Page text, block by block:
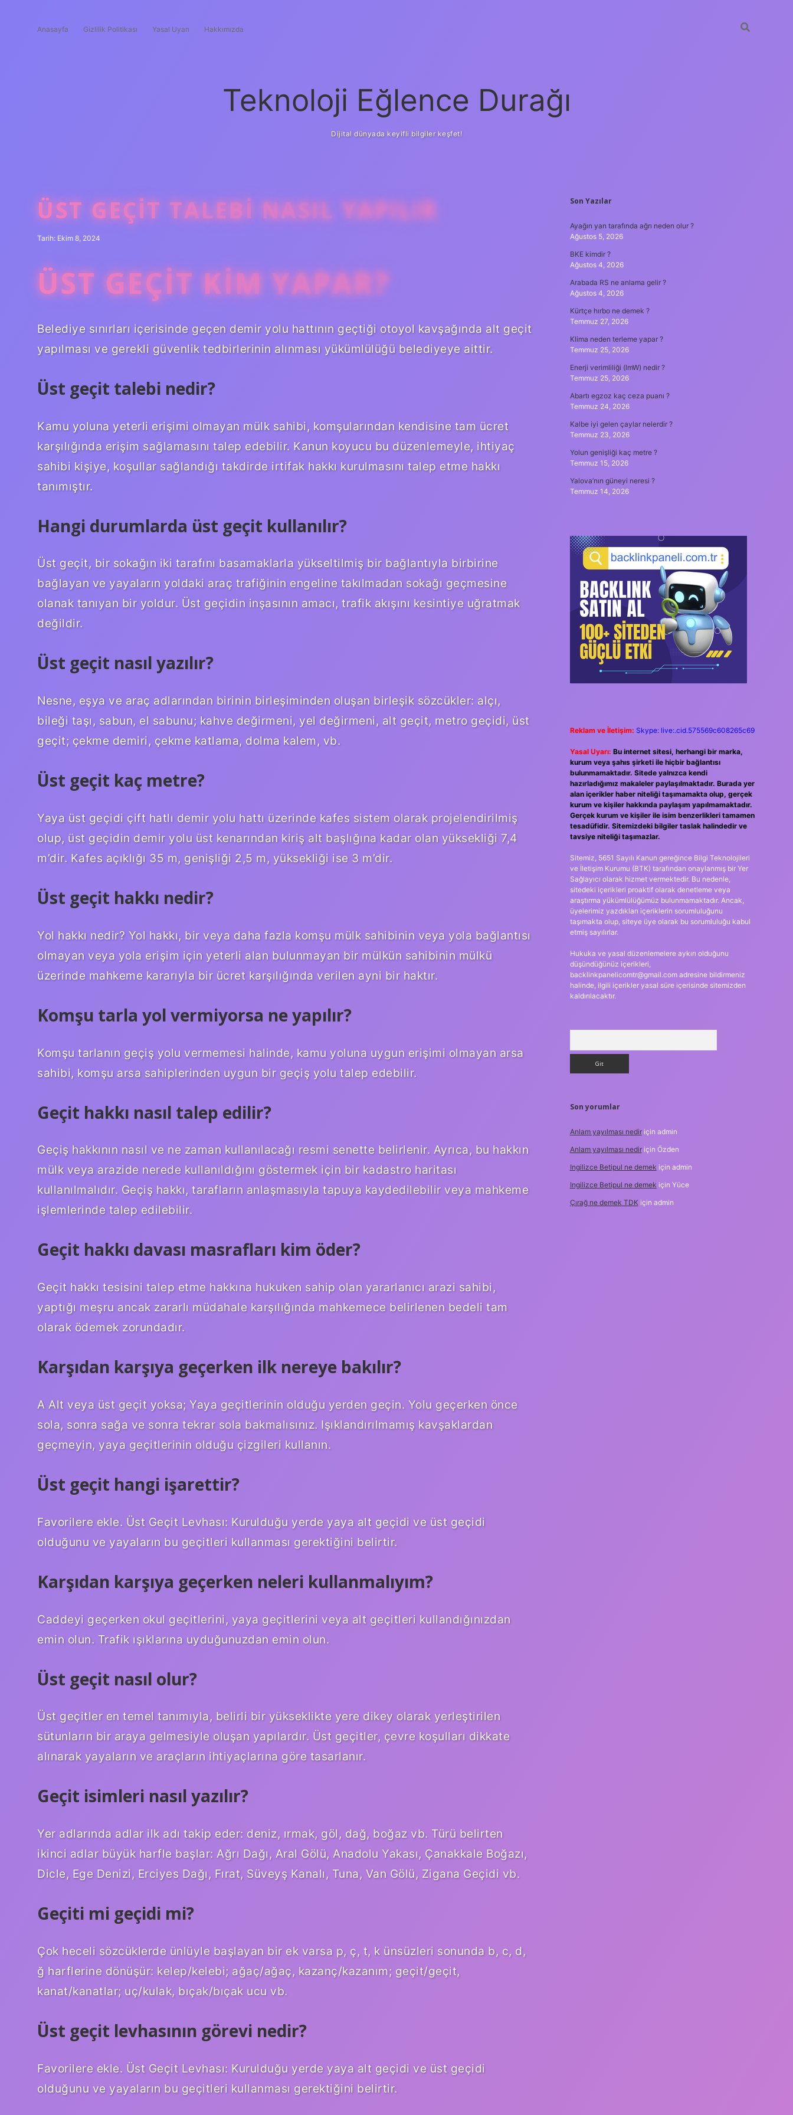
Anasayfa Gizlilik Politikası Yasal Uyarı Hakkımızda
Teknoloji Eğlence Durağı
Dijital dünyada keyifli bilgiler keşfet!
ÜST GEÇIT TALEBI NASIL YAPILIR
Tarih: Ekim 8, 2024
ÜST GEÇIT KIM YAPAR?
Belediye sınırları içerisinde geçen demir yolu hattının geçtiği otoyol kavşağında alt geçit
yapılması ve gerekli güvenlik tedbirlerinin alınması yükümlülüğü belediyeye aittir.
Üst geçit talebi nedir?
Kamu yoluna yeterli erişimi olmayan mülk sahibi, komşularından kendisine tam ücret
karşılığında erişim sağlamasını talep edebilir. Kanun koyucu bu düzenlemeyle, ihtiyaç
sahibi kişiye, koşullar sağlandığı takdirde irtifak hakkı kurulmasını talep etme hakkı
tanımıştır.
Hangi durumlarda üst geçit kullanılır?
Üst geçit, bir sokağın iki tarafını basamaklarla yükseltilmiş bir bağlantıyla birbirine
bağlayan ve yayaların yoldaki araç trafiğinin engeline takılmadan sokağı geçmesine
olanak tanıyan bir yoldur. Üst geçidin inşasının amacı, trafik akışını kesintiye uğratmak
değildir.
Üst geçit nasıl yazılır?
Nesne, eşya ve araç adlarından birinin birleşiminden oluşan birleşik sözcükler: alçı,
bileği taşı, sabun, el sabunu; kahve değirmeni, yel değirmeni, alt geçit, metro geçidi, üst
geçit; çekme demiri, çekme katlama, dolma kalem, vb.
Üst geçit kaç metre?
Yaya üst geçidi çift hatlı demir yolu hattı üzerinde kafes sistem olarak projelendirilmiş
olup, üst geçidin demir yolu üst kenarından kiriş alt başlığına kadar olan yüksekliği 7,4
m’dir. Kafes açıklığı 35 m, genişliği 2,5 m, yüksekliği ise 3 m’dir.
Üst geçit hakkı nedir?
Yol hakkı nedir? Yol hakkı, bir veya daha fazla komşu mülk sahibinin veya yola bağlantısı
olmayan veya yola erişim için yeterli alan bulunmayan bir mülkün sahibinin mülkü
üzerinde mahkeme kararıyla bir ücret karşılığında verilen ayni bir haktır.
Komşu tarla yol vermiyorsa ne yapılır?
Komşu tarlanın geçiş yolu vermemesi halinde, kamu yoluna uygun erişimi olmayan arsa
sahibi, komşu arsa sahiplerinden uygun bir geçiş yolu talep edebilir.
Geçit hakkı nasıl talep edilir?
Geçiş hakkının nasıl ve ne zaman kullanılacağı resmi senette belirlenir. Ayrıca, bu hakkın
mülk veya arazide nerede kullanıldığını göstermek için bir kadastro haritası
kullanılmalıdır. Geçiş hakkı, tarafların anlaşmasıyla tapuya kaydedilebilir veya mahkeme
işlemlerinde talep edilebilir.
Geçit hakkı davası masrafları kim öder?
Geçit hakkı tesisini talep etme hakkına hukuken sahip olan yararlanıcı arazi sahibi,
yaptığı meşru ancak zararlı müdahale karşılığında mahkemece belirlenen bedeli tam
olarak ödemek zorundadır.
Karşıdan karşıya geçerken ilk nereye bakılır?
A Alt veya üst geçit yoksa; Yaya geçitlerinin olduğu yerden geçin. Yolu geçerken önce
sola, sonra sağa ve sonra tekrar sola bakmalısınız. Işıklandırılmamış kavşaklardan
geçmeyin, yaya geçitlerinin olduğu çizgileri kullanın.
Üst geçit hangi işarettir?
Favorilere ekle. Üst Geçit Levhası: Kurulduğu yerde yaya alt geçidi ve üst geçidi
olduğunu ve yayaların bu geçitleri kullanması gerektiğini belirtir.
Karşıdan karşıya geçerken neleri kullanmalıyım?
Caddeyi geçerken okul geçitlerini, yaya geçitlerini veya alt geçitleri kullandığınızdan
emin olun. Trafik ışıklarına uyduğunuzdan emin olun.
Üst geçit nasıl olur?
Üst geçitler en temel tanımıyla, belirli bir yükseklikte yere dikey olarak yerleştirilen
sütunların bir araya gelmesiyle oluşan yapılardır. Üst geçitler, çevre koşulları dikkate
alınarak yayaların ve araçların ihtiyaçlarına göre tasarlanır.
Geçit isimleri nasıl yazılır?
Yer adlarında adlar ilk adı takip eder: deniz, ırmak, göl, dağ, boğaz vb. Türü belirten
ikinci adlar büyük harfle başlar: Ağrı Dağı, Aral Gölü, Anadolu Yakası, Çanakkale Boğazı,
Dicle, Ege Denizi, Erciyes Dağı, Fırat, Süveyş Kanalı, Tuna, Van Gölü, Zigana Geçidi vb.
Geçiti mi geçidi mi?
Çok heceli sözcüklerde ünlüyle başlayan bir ek varsa p, ç, t, k ünsüzleri sonunda b, c, d,
ğ harflerine dönüşür: kelep/kelebi; ağaç/ağaç, kazanç/kazanım; geçit/geçit,
kanat/kanatlar; uç/kulak, bıçak/bıçak ucu vb.
Üst geçit levhasının görevi nedir?
Favorilere ekle. Üst Geçit Levhası: Kurulduğu yerde yaya alt geçidi ve üst geçidi
olduğunu ve yayaların bu geçitleri kullanması gerektiğini belirtir.
SIDEBAR
Son Yazılar
Ayağın yan tarafında ağrı neden olur ?
Ağustos 5, 2026
BKE kimdir ?
Ağustos 4, 2026
Arabada RS ne anlama gelir ?
Ağustos 4, 2026
Kürtçe hırbo ne demek ?
Temmuz 27, 2026
Klima neden terleme yapar ?
Temmuz 25, 2026
Enerji verimliliği (lmW) nedir ?
Temmuz 25, 2026
Abartı egzoz kaç ceza puanı ?
Temmuz 24, 2026
Kalbe iyi gelen çaylar nelerdir ?
Temmuz 23, 2026
Yolun genişliği kaç metre ?
Temmuz 15, 2026
Yalova’nın güneyi neresi ?
Temmuz 14, 2026
Reklam ve İletişim: Skype: live:.cid.575569c608265c69
Yasal Uyarı: Bu internet sitesi, herhangi bir marka,
kurum veya şahıs şirketi ile hiçbir bağlantısı
bulunmamaktadır. Sitede yalnızca kendi
hazırladığımız makaleler paylaşılmaktadır. Burada yer
alan içerikler haber niteliği taşımamakta olup, gerçek
kurum ve kişiler hakkında paylaşım yapılmamaktadır.
Gerçek kurum ve kişiler ile isim benzerlikleri tamamen
tesadüfidir. Sitemizdeki bilgiler taslak halindedir ve
tavsiye niteliği taşımazlar.
Sitemiz, 5651 Sayılı Kanun gereğince Bilgi Teknolojileri
ve İletişim Kurumu (BTK) tarafından onaylanmış bir Yer
Sağlayıcı olarak hizmet vermektedir. Bu nedenle,
sitedeki içerikleri proaktif olarak denetleme veya
araştırma yükümlülüğümüz bulunmamaktadır. Ancak,
üyelerimiz yazdıkları içeriklerin sorumluluğunu
taşımakta olup, siteye üye olarak bu sorumluluğu kabul
etmiş sayılırlar.
Hukuka ve yasal düzenlemelere aykırı olduğunu
düşündüğünüz içerikleri,
backlinkpanelicomtr@gmail.comadresine bildirmeniz
halinde, ilgili içerikler yasal süre içerisinde sitemizden
kaldırılacaktır.
Son yorumlar
Anlam yayılması nediriçin admin
Anlam yayılması nediriçin Özden
Ingilizce Betipul ne demek için admin
Ingilizce Betipul ne demek için Yüce
Çırağ ne demek TDKiçin admin